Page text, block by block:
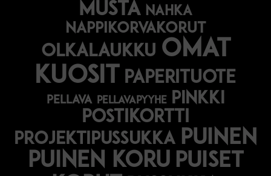
musta nahka
nappikorvakorut
olkalaukku omat
kuosit paperituote
pellava pellavapyyhe pinkki
postikortti
projektipussukka puinen
puinen koru puiset